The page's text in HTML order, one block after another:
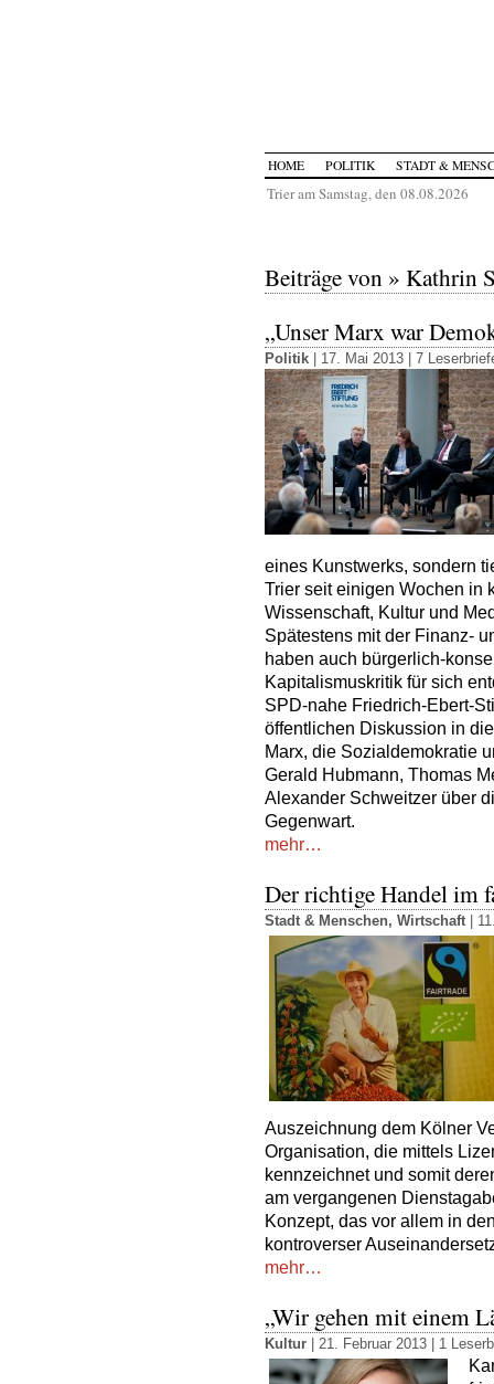
HOME POLITIK STADT &
Trier am Samstag, den 08.08.2026
Beiträge von » Kathrin
„Unser Marx war
Politik | 17. Mai 2013 | 7
eines Kunstwerks, sondern
Trier seit einigen Wochen in
Wissenschaft, Kultur und
Spätestens mit der Finanz-
haben auch bürgerlich-
Kapitalismuskritik für sich
SPD-nahe Friedrich-Ebert-
öffentlichen Diskussion in
Marx, die Sozialdemokratie
Gerald Hubmann, Thomas
Alexander Schweitzer über
Gegenwart.
mehr…
Der richtige Handel im
Stadt & Menschen, Wirtschaft |
Auszeichnung dem Kölner
Organisation, die mittels
kennzeichnet und somit
am vergangenen
Konzept, das vor allem in
kontroverser
mehr…
„Wir gehen mit einem
Kultur | 21. Februar 2013 | 1